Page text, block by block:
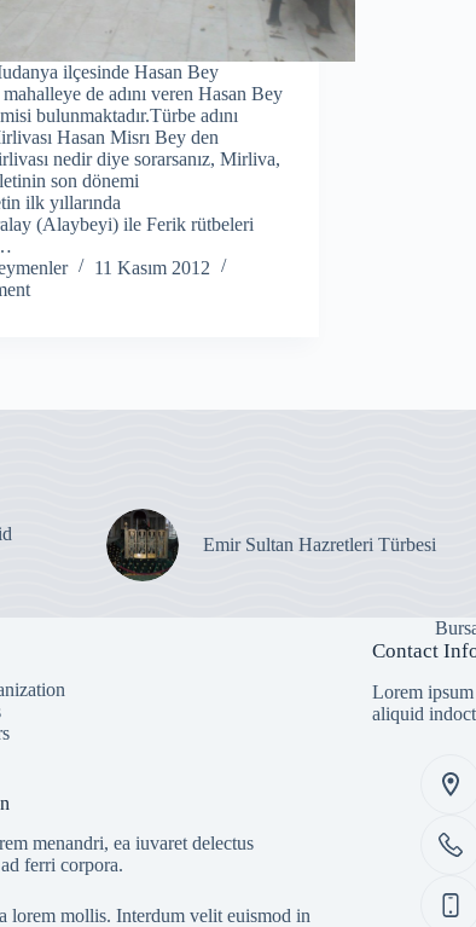
ilçesinde Hasan Bey
de adını veren Hasan Bey
bulunmaktadır.Türbe adını
Hasan Misrı Bey den
nedir diye sorarsanız, Mirliva,
son dönemi
ilk yıllarında
(Alaybeyi) ile Ferik rütbeleri
11 Kasım 2012
Emir Sultan Hazretleri Türbesi
menandri, ea iuvaret delectus
ferri corpora.
lorem mollis. Interdum velit euismod in
Contact
Lorem
aliquid